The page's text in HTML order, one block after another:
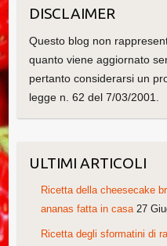
DISCLAIMER
Questo blog non
quanto viene aggiornato
pertanto considerarsi un
legge n. 62 del 7/03/2001.
ULTIMI ARTICOLI
Ricetta della cheesecake
ananas fatta in casa 27
Ricetta degli sformatini di